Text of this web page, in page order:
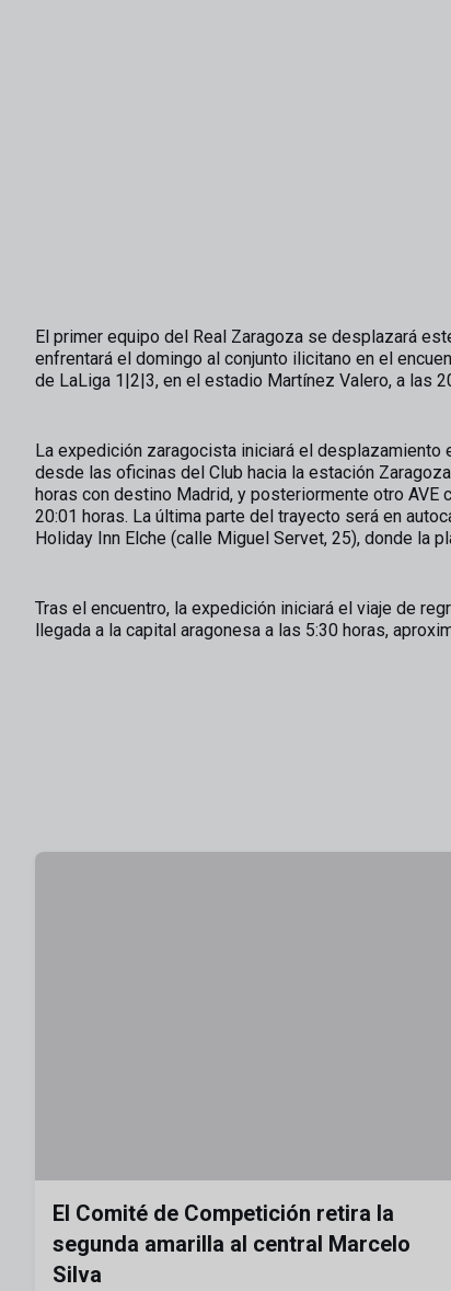
El primer equipo del Real Zaragoza se desplazará
enfrentará el domingo al conjunto ilicitano en el
de LaLiga 1|2|3, en el estadio Martínez Valero, a las
La expedición zaragocista iniciará el desplazamiento
desde las oficinas del Club hacia la estación
horas con destino Madrid, y posteriormente otro AVE
20:01 horas. La última parte del trayecto será en
Holiday Inn Elche (calle Miguel Servet, 25), donde la
Tras el encuentro, la expedición iniciará el viaje de
llegada a la capital aragonesa a las 5:30 horas,
El Comité de Competición retira la
segunda amarilla al central Marcelo
Silva